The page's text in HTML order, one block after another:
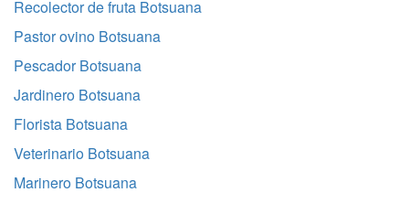
Recolector de fruta Botsuana
Pastor ovino Botsuana
Pescador Botsuana
Jardinero Botsuana
Florista Botsuana
Veterinario Botsuana
Marinero Botsuana